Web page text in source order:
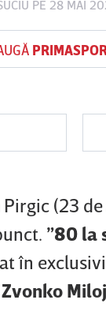
PE 28 MAI
(23
”80 la
în
Zvonko
OSK Sf
Vs